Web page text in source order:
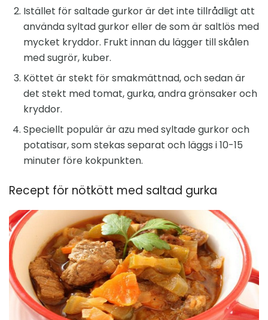
Istället för saltade gurkor är det inte tillrådligt att
använda syltad gurkor eller de som är saltlös med
mycket kryddor. Frukt innan du lägger till skålen
med sugrör, kuber.
Köttet är stekt för smakmättnad, och sedan är
det stekt med tomat, gurka, andra grönsaker och
kryddor.
Speciellt populär är azu med syltade gurkor och
potatisar, som stekas separat och läggs i 10-15
minuter före kokpunkten.
Recept för nötkött med saltad gurka